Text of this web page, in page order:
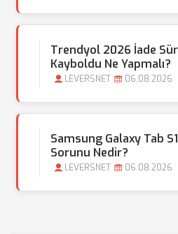
Trendyol 2026 İade
Kayboldu Ne Yapmalı?
LEVERSNET 06.08.2026
Samsung Galaxy Tab
Sorunu Nedir?
LEVERSNET 06.08.2026